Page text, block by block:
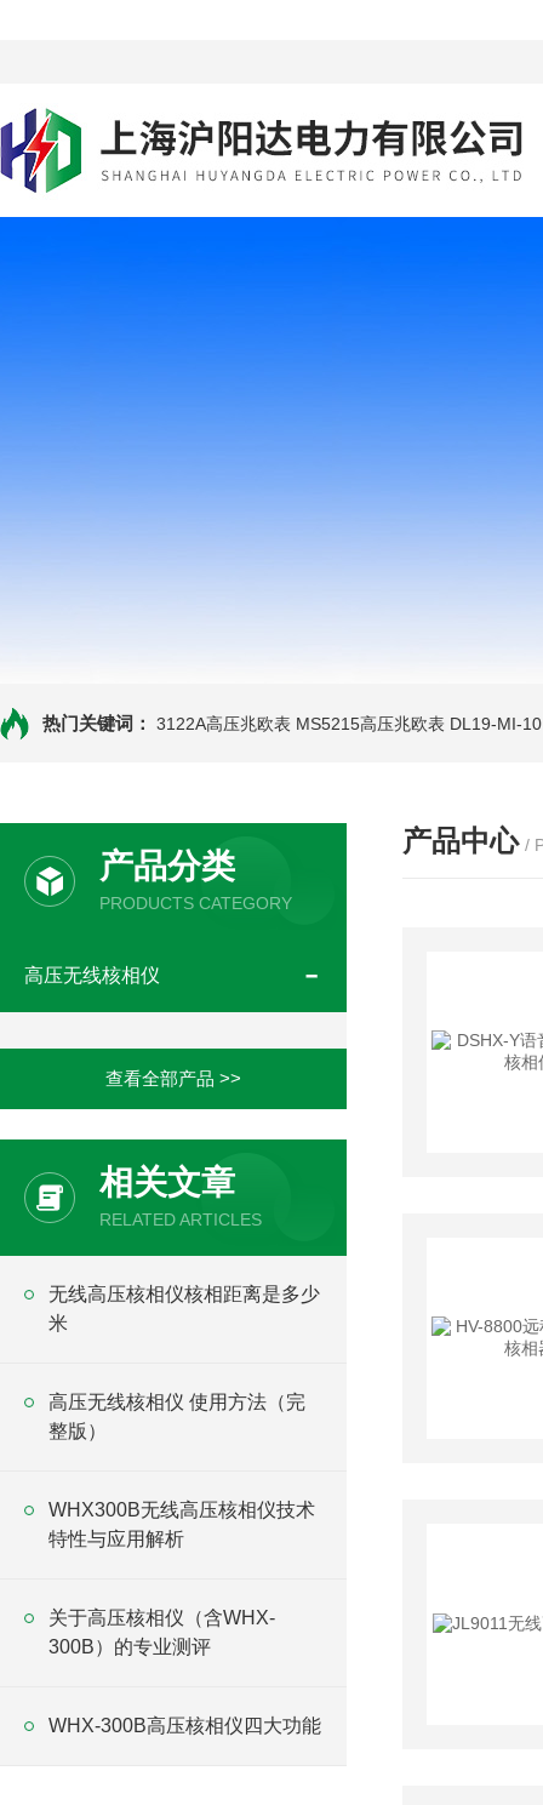
热门关键词： 3122A高压兆欧表 MS5215高压兆欧表 DL19-MI-
产品分类
PRODUCTS CATEGORY
高压无线核相仪
查看全部产品 >>
相关文章
RELATED ARTICLES
无线高压核相仪核相距离是多少
米
高压无线核相仪 使用方法（完
整版）
WHX300B无线高压核相仪技术
特性与应用解析
关于高压核相仪（含WHX-
300B）的专业测评
WHX-300B高压核相仪四大功能
产品中心 /